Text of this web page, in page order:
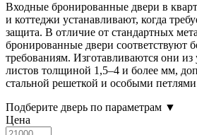
Входные бронированные двери в
и коттеджи устанавливают, когда
защита. В отличие от стандартных
бронированные двери соответствуют
требованиям. Изготавливаются они
листов толщиной 1,5–4 и более мм,
стальной решеткой и особыми
Подберите дверь по параметрам ▼
Цена